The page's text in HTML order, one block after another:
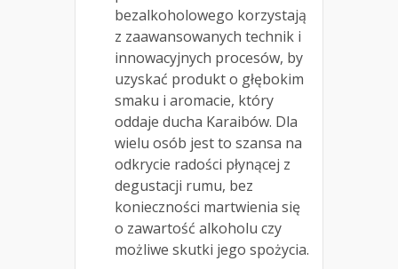
bezalkoholowego korzystają
z zaawansowanych technik i
innowacyjnych procesów, by
uzyskać produkt o głębokim
smaku i aromacie, który
oddaje ducha Karaibów. Dla
wielu osób jest to szansa na
odkrycie radości płynącej z
degustacji rumu, bez
konieczności martwienia się
o zawartość alkoholu czy
możliwe skutki jego spożycia.